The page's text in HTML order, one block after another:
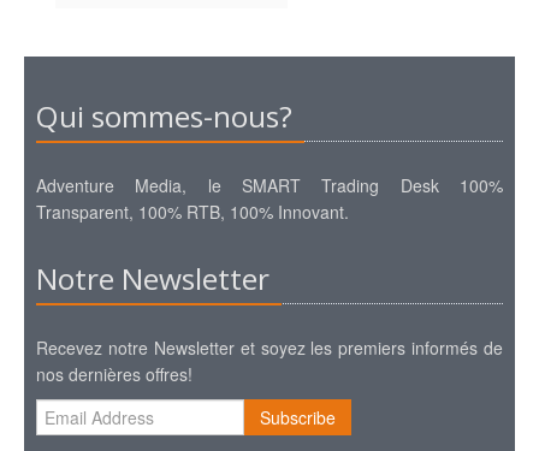
Qui sommes-nous?
Adventure Media, le SMART Trading Desk 100%
Transparent, 100% RTB, 100% Innovant.
Notre Newsletter
Recevez notre Newsletter et soyez les premiers informés de
nos dernières offres!
Subscribe